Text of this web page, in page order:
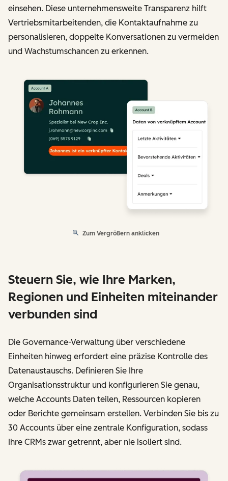
einsehen. Diese unternehmensweite Transparenz hilft
Vertriebsmitarbeitenden, die Kontaktaufnahme zu
personalisieren, doppelte Konversationen zu vermeiden
und Wachstumschancen zu erkennen.
Zum Vergrößern anklicken
Steuern Sie, wie Ihre Marken,
Regionen und Einheiten miteinander
verbunden sind
Die Governance-Verwaltung über verschiedene
Einheiten hinweg erfordert eine präzise Kontrolle des
Datenaustauschs. Definieren Sie Ihre
Organisationsstruktur und konfigurieren Sie genau,
welche Accounts Daten teilen, Ressourcen kopieren
oder Berichte gemeinsam erstellen. Verbinden Sie bis zu
30 Accounts über eine zentrale Konfiguration, sodass
Ihre CRMs zwar getrennt, aber nie isoliert sind.